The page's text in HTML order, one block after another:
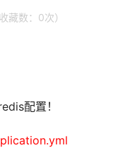
藏数： 0次）
配置！